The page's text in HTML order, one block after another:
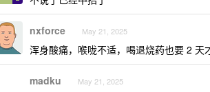
nxforce May 21, 2025
浑身酸痛，喉咙不适，喝退烧药也要 2 天
madku May 21, 2025